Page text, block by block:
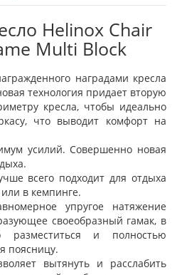
Helinox Chair
Multi Block
наградами кресла
технология придает вторую
кресла, чтобы идеально
что выводит комфорт на
усилий. Совершенно новая
всего подходит для отдыха
в кемпинге.
упругое натяжение
своеобразный гамак, в
разместиться и полностью
поясницу.
вытянуть и расслабить